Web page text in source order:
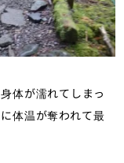
体が濡れてしまっ
体温が奪われて最